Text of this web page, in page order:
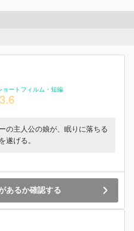
ョートフィルム・短編
3.6
の主人公の娘が、眠りに落ちる
遂げる。
あるか確認する